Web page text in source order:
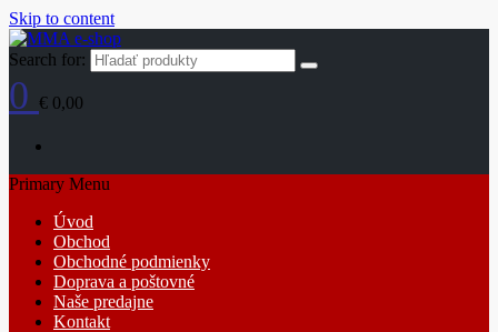
Skip to content
Search for:
0 € 0,00
Primary Menu
Úvod
Obchod
Obchodné podmienky
Doprava a poštovné
Naše predajne
Kontakt